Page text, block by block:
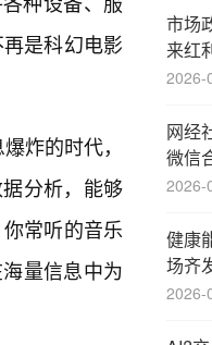
是科幻电影
炸的时代，
分析，能够
常听的音乐
量信息中为
市场
来红
2026-
网经
微信
走向
2026-
健康
场齐
提速
2026-